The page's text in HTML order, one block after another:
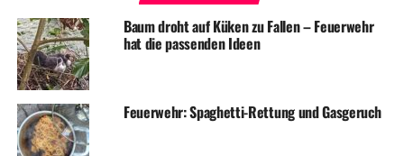
Spektakulärer Unfall geht glimpflich aus
Baum droht auf Küken zu Fallen – Feuerwehr
hat die passenden Ideen
Feuerwehr: Spaghetti-Rettung und Gasgeruch